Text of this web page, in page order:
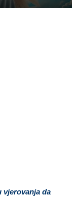
vjerovanja da